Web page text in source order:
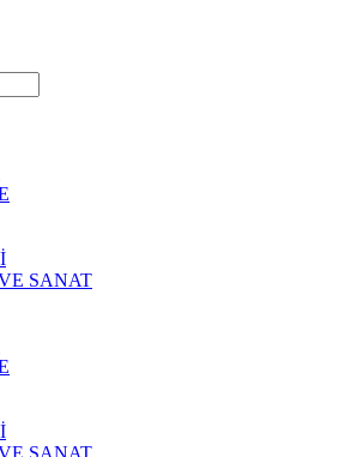
SANAT
SANAT